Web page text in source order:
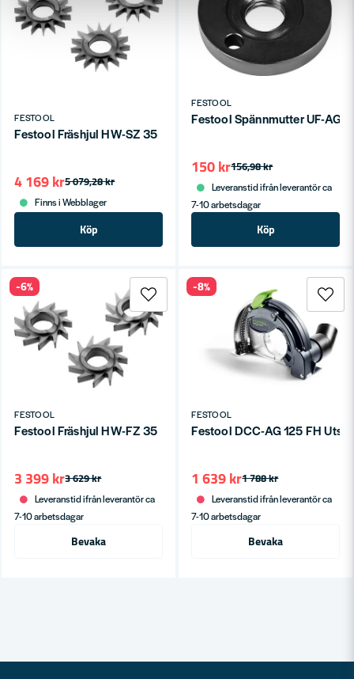
Skicka fråga
FESTOOL
Festool Fräshjul HW-SZ 35
5 079,28 kr
4 169 kr
Finns i Webblager
Köp
FESTOOL
Festool Spännmutter UF-AG
156,98 kr
150 kr
Leveranstid ifrån leverantör ca
7-10 arbetsdagar
Köp
FESTOOL
Festool Fräshjul HW-FZ 35
3 629 kr
3 399 kr
Leveranstid ifrån leverantör ca
7-10 arbetsdagar
Bevaka
-6%
FESTOOL
Festool DCC-AG 125 FH
1 788 kr
1 639 kr
Leveranstid ifrån leverantör ca
7-10 arbetsdagar
Bevaka
-8%